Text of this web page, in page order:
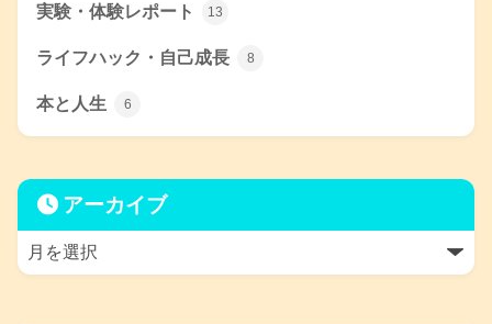
実験・体験レポート 13
ライフハック・自己成長 8
本と人生 6
アーカイブ